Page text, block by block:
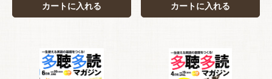
カートに入れる カートに入れる